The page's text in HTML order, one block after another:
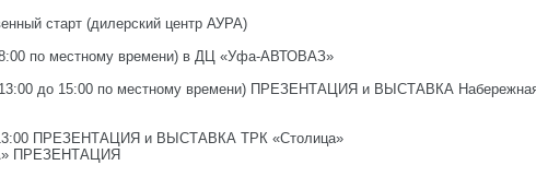
старт (дилерский центр АУРА)
по местному времени) в ДЦ «Уфа-АВТОВАЗ»
13:00 до 15:00 по местному времени) ПРЕЗЕНТАЦИЯ и ВЫСТАВКА
13:00 ПРЕЗЕНТАЦИЯ и ВЫСТАВКА ТРК «Столица»
ПРЕЗЕНТАЦИЯ